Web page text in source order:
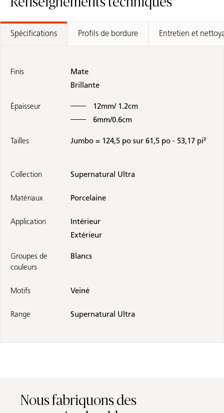
Spécifications Profils de bordure Entretien et
Finis
Mate
Brillante
Épaisseur
12mm/ 1.2cm
6mm/0.6cm
Tailles Jumbo = 124,5 po sur 61,5 po - 53,17 pi²
Collection Supernatural Ultra
Matériaux Porcelaine
Application
Intérieur
Extérieur
Groupes de
couleurs
Blancs
Motifs Veiné
Range Supernatural Ultra
Nous fabriquons des